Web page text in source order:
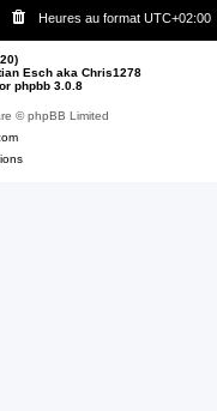
Heures au format UTC+02:00
Esch aka Chris1278
phpbb 3.0.8
© phpBB Limited